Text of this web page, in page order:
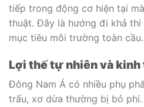
tiếp trong động cơ hiện tại
thuật. Đây là hướng đi khả
mục tiêu môi trường toàn cầu.
Lợi thế tự nhiên và kinh
Đông Nam Á có nhiều phụ
trấu, xơ dừa thường bị bỏ phí.